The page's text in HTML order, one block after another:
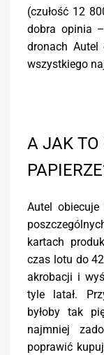
(czułość 12
dobra opinia
dronach
wszystkiego
A JAK TO
Autel obiecuje
kartach
czas lotu do
akrobacji i
tyle latał.
byłoby tak
najmniej
poprawić